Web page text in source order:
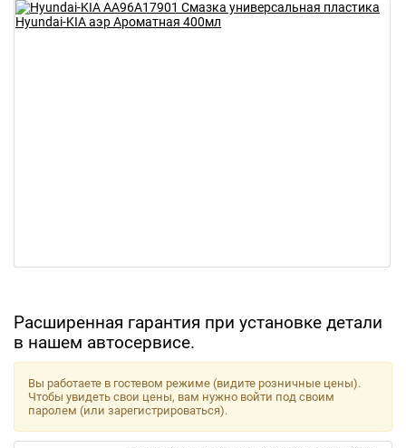
Расширенная гарантия при установке детали
в нашем автосервисе.
Вы работаете в гостевом режиме (видите розничные цены).
Чтобы увидеть свои цены, вам нужно войти под своим
паролем (или зарегистрироваться).